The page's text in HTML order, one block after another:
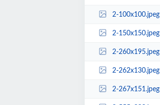
2-100x100.jpeg
2-150x150.jpeg
2-260x195.jpeg
2-262x130.jpeg
2-267x151.jpeg